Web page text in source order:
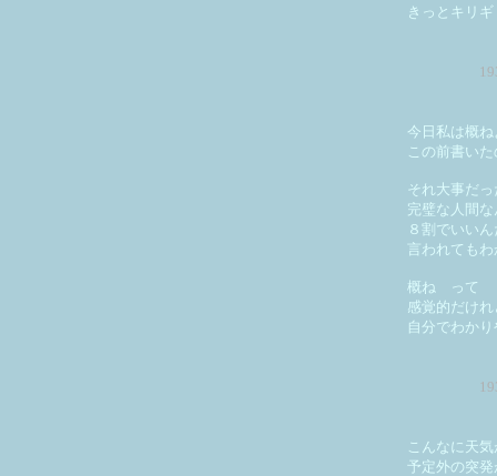
きっとキリギ
今日私は概
この前書い
それ大事だっ
完璧な人間
８割でいい
言われても
概ね って
感覚的だけれ
自分でわか
こんなに天
予定外の突